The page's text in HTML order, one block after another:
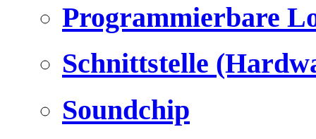
Programmierbare
Schnittstelle
Soundchip